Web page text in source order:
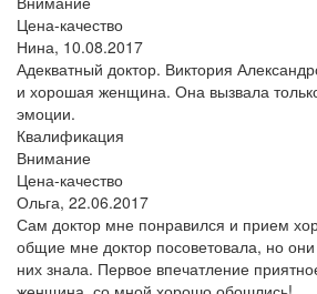
Цена-качество
Нина, 10.08.2017
Адекватный доктор. Виктория
и хорошая женщина. Она вызвала
эмоции.
Квалификация
Внимание
Цена-качество
Ольга, 22.06.2017
Сам доктор мне понравился и прием
общие мне доктор посоветовала, но
них знала. Первое впечатление